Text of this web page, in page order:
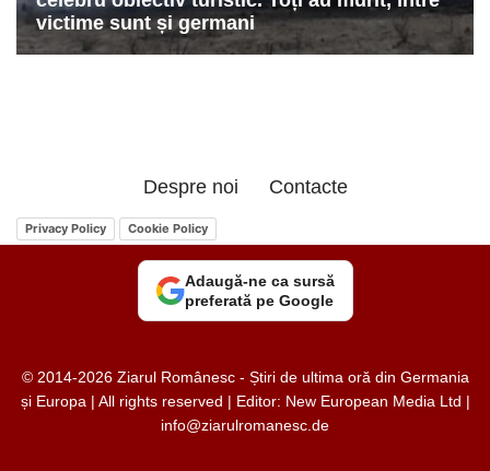
Despre noi Contacte
Privacy Policy Cookie Policy
Adaugă-ne ca sursă
preferată pe Google
© 2014-2026 Ziarul Românesc - Știri de ultima oră din Germania
și Europa | All rights reserved | Editor: New European Media Ltd |
info@ziarulromanesc.de